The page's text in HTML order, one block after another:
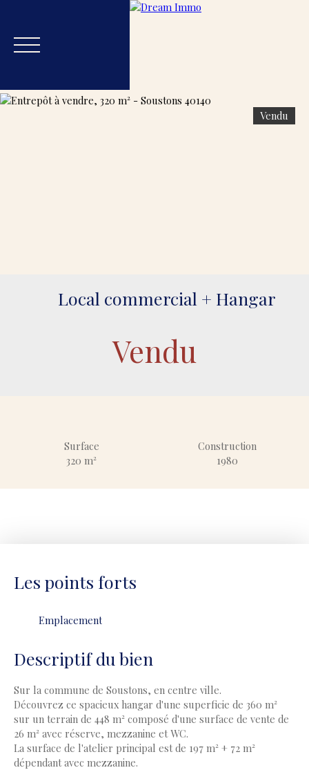
Vendu
Local commercial + Hangar
Vendu
Surface
320m²
Construction
1980
Les points forts
Emplacement
Descriptif du bien
Sur la commune de Soustons, en centre ville.
Découvrez ce spacieux hangar d'une superficie de 360 m²
sur un terrain de 448 m² composé d'une surface de vente de
26 m² avec réserve, mezzanine et WC.
La surface de l'atelier principal est de 197 m² + 72 m²
dépendant avec mezzanine.